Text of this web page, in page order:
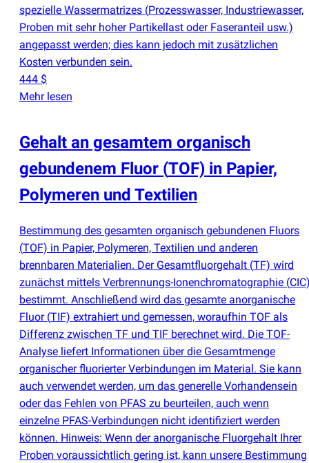
spezielle Wassermatrizes (Prozesswasser, Industriewasser,
Proben mit sehr hoher Partikellast oder Faseranteil usw.)
angepasst werden; dies kann jedoch mit zusätzlichen
Kosten verbunden sein.
444 $
Mehr lesen
Gehalt an gesamtem organisch
gebundenem Fluor (TOF) in Papier,
Polymeren und Textilien
Bestimmung des gesamten organisch gebundenen Fluors
(TOF) in Papier, Polymeren, Textilien und anderen
brennbaren Materialien. Der Gesamtfluorgehalt (TF) wird
zunächst mittels Verbrennungs-Ionenchromatographie (
bestimmt. Anschließend wird das gesamte anorganische
Fluor (TIF) extrahiert und gemessen, woraufhin TOF als
Differenz zwischen TF und TIF berechnet wird. Die TOF-
Analyse liefert Informationen über die Gesamtmenge
organischer fluorierter Verbindungen im Material. Sie kann
auch verwendet werden, um das generelle Vorhandensein
oder das Fehlen von PFAS zu beurteilen, auch wenn
einzelne PFAS-Verbindungen nicht identifiziert werden
können. Hinweis: Wenn der anorganische Fluorgehalt Ihrer
Proben voraussichtlich gering ist, kann unsere Bestimmung